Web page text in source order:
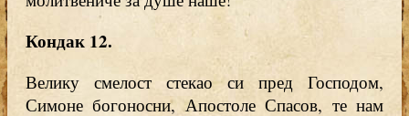
Кондак 12.
Велику смелост стекао си пред Господом,
Симоне богоносни, Апостоле Спасов, те нам